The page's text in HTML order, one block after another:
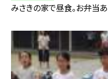
みさきの家で昼食。お弁当あ